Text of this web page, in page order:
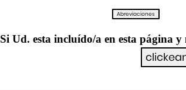
Si Ud. esta incluído/a en esta página